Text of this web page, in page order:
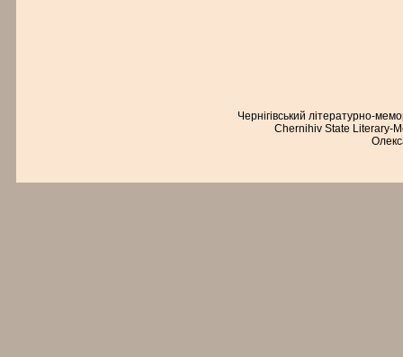
Чернігівський літературно-
Chernihiv State Literary-